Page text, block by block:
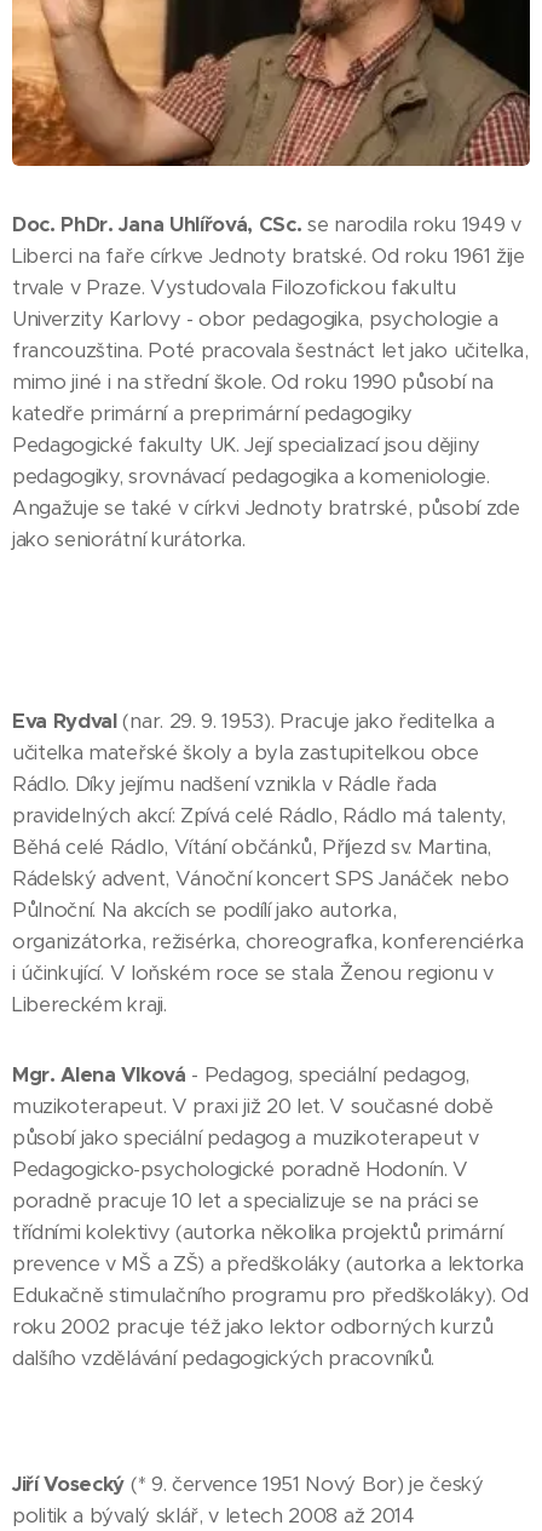
Doc. PhDr. Jana Uhlířová, CSc. se narodila roku 1949 v
Liberci na faře církve Jednoty bratské. Od roku 1961 žije
trvale v Praze. Vystudovala Filozofickou fakultu
Univerzity Karlovy - obor pedagogika, psychologie a
francouzština. Poté pracovala šestnáct let jako učitelka,
mimo jiné i na střední škole. Od roku 1990 působí na
katedře primární a preprimární pedagogiky
Pedagogické fakulty UK. Její specializací jsou dějiny
pedagogiky, srovnávací pedagogika a komeniologie.
Angažuje se také v církvi Jednoty bratrské, působí zde
jako seniorátní kurátorka.
Eva Rydval(nar. 29. 9. 1953). Pracuje jako ředitelka a
učitelka mateřské školy a byla zastupitelkou obce
Rádlo. Díky jejímu nadšení vznikla v Rádle řada
pravidelných akcí: Zpívá celé Rádlo, Rádlo má talenty,
Běhá celé Rádlo, Vítání občánků, Příjezd sv. Martina,
Rádelský advent, Vánoční koncert SPS Janáček nebo
Půlnoční. Na akcích se podílí jako autorka,
organizátorka, režisérka, choreografka, konferenciérka
i účinkující. V loňském roce se stala Ženou regionu v
Libereckém kraji.
Mgr. Alena Vlková - Pedagog, speciální pedagog,
muzikoterapeut. V praxi již 20 let. V současné době
působí jako speciální pedagog a muzikoterapeut v
Pedagogicko-psychologické poradně Hodonín. V
poradně pracuje 10 let a specializuje se na práci se
třídními kolektivy (autorka několika projektů primární
prevence v MŠ a ZŠ) a předškoláky (autorka a lektorka
Edukačně stimulačního programu pro předškoláky). Od
roku 2002 pracuje též jako lektor odborných kurzů
dalšího vzdělávání pedagogických pracovníků.
Jiří Vosecký (* 9. července 1951 Nový Bor) je český
politik a bývalý sklář, v letech 2008 až 2014